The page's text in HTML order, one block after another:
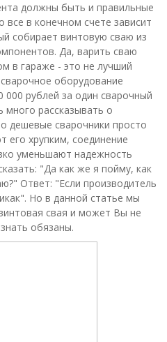
должны быть и правильные
все в конечном счете зависит
собирает винтовую сваю из
Да, варить сваю
в гараже - это не лучший
оборудование
000 рублей за один сварочный
много рассказывать о
дешевые сварочники просто
его хрупким, соединение
уменьшают надежность
"Да как же я пойму, как
Ответ: "Если производитель
Но в данной статье мы
свая и может Вы не
обязаны.